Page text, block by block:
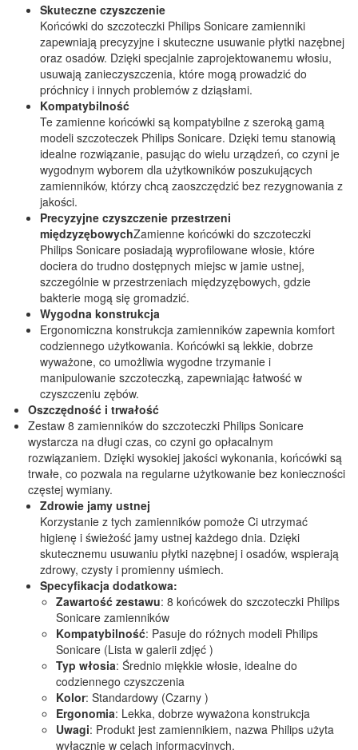
Skuteczne czyszczenie
Końcówki do szczoteczki Philips Sonicare zamienniki
zapewniają precyzyjne i skuteczne usuwanie płytki nazębnej
oraz osadów. Dzięki specjalnie zaprojektowanemu włosiu,
usuwają zanieczyszczenia, które mogą prowadzić do
próchnicy i innych problemów z dziąsłami.
Kompatybilność
Te zamienne końcówki są kompatybilne z szeroką gamą
modeli szczoteczek Philips Sonicare. Dzięki temu stanowią
idealne rozwiązanie, pasując do wielu urządzeń, co czyni je
wygodnym wyborem dla użytkowników poszukujących
zamienników, którzy chcą zaoszczędzić bez rezygnowania z
jakości.
Precyzyjne czyszczenie przestrzeni
międzyzębowychZamienne końcówki do szczoteczki
Philips Sonicare posiadają wyprofilowane włosie, które
dociera do trudno dostępnych miejsc w jamie ustnej,
szczególnie w przestrzeniach międzyzębowych, gdzie
bakterie mogą się gromadzić.
Wygodna konstrukcja
Ergonomiczna konstrukcja zamienników zapewnia komfort
codziennego użytkowania. Końcówki są lekkie, dobrze
wyważone, co umożliwia wygodne trzymanie i
manipulowanie szczoteczką, zapewniając łatwość w
czyszczeniu zębów.
Oszczędność i trwałość
Zestaw 8 zamienników do szczoteczki Philips Sonicare
wystarcza na długi czas, co czyni go opłacalnym
rozwiązaniem. Dzięki wysokiej jakości wykonania, końcówki są
trwałe, co pozwala na regularne użytkowanie bez konieczności
częstej wymiany.
Zdrowie jamy ustnej
Korzystanie z tych zamienników pomoże Ci utrzymać
higienę i świeżość jamy ustnej każdego dnia. Dzięki
skutecznemu usuwaniu płytki nazębnej i osadów, wspierają
zdrowy, czysty i promienny uśmiech.
Specyfikacja dodatkowa:
Zawartość zestawu: 8 końcówek do szczoteczki Philips
Sonicare zamienników
Kompatybilność: Pasuje do różnych modeli Philips
Sonicare (Lista w galerii zdjęć )
Typ włosia: Średnio miękkie włosie, idealne do
codziennego czyszczenia
Kolor: Standardowy (Czarny )
Ergonomia: Lekka, dobrze wyważona konstrukcja
Uwagi: Produkt jest zamiennikiem, nazwa Philips użyta
wyłącznie w celach informacyjnych.